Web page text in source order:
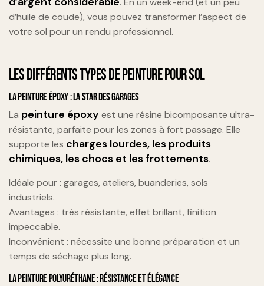
d’huile de coude), vous pouvez transformer l’aspect de
votre sol pour un rendu professionnel.
LES DIFFÉRENTS TYPES DE PEINTURE POUR SOL
LA PEINTURE ÉPOXY : LA STAR DES GARAGES
La peinture époxy est une résine bicomposante ultra-
résistante, parfaite pour les zones à fort passage. Elle
supporte les charges lourdes, les produits
chimiques, les chocs et les frottements.
Idéale pour : garages, ateliers, buanderies, sols
industriels.
Avantages : très résistante, effet brillant, finition
impeccable.
Inconvénient : nécessite une bonne préparation et un
temps de séchage plus long.
LA PEINTURE POLYURÉTHANE : RÉSISTANCE ET ÉLÉGANCE